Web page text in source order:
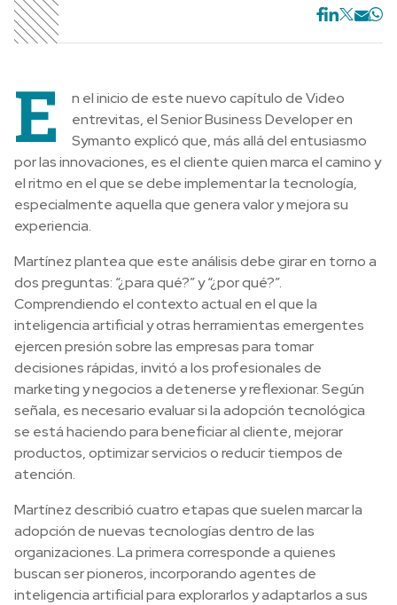
E
n el inicio de este nuevo capítulo de Video
entrevitas, el Senior Business Developer en
Symanto explicó que, más allá del entusiasmo
por las innovaciones, es el cliente quien marca el camino y
el ritmo en el que se debe implementar la tecnología,
especialmente aquella que genera valor y mejora su
experiencia.
Martínez plantea que este análisis debe girar en torno a
dos preguntas: “¿para qué?” y “¿por qué?”.
Comprendiendo el contexto actual en el que la
inteligencia artificial y otras herramientas emergentes
ejercen presión sobre las empresas para tomar
decisiones rápidas, invitó a los profesionales de
marketing y negocios a detenerse y reflexionar. Según
señala, es necesario evaluar si la adopción tecnológica
se está haciendo para beneficiar al cliente, mejorar
productos, optimizar servicios o reducir tiempos de
atención.
Martínez describió cuatro etapas que suelen marcar la
adopción de nuevas tecnologías dentro de las
organizaciones. La primera corresponde a quienes
buscan ser pioneros, incorporando agentes de
inteligencia artificial para explorarlos y adaptarlos a sus